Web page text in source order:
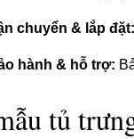
chuyển & lắp đặt:
hành & hỗ trợ:
tủ